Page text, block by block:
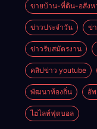
ฟุตบ
เพื่อเ
ความ
อันดีข
หน่วย
กระบ
ยุติธร
ขายบ้าน-ที่ดิน-อสังห
ข่าวประจำวัน ข่
ข่าวรับสมัตรงาน
คลิปข่าว youtube
พัฒนาท้องถิ่น อั
ไฮไลท์ฟุตบอล